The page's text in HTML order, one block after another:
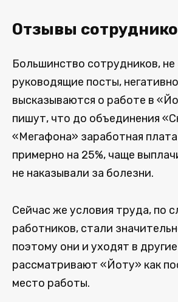
Отзывы
Большинство сотрудников,
руководящие посты, негативно
высказываются о работе в
пишут, что до объединения
«Мегафона» заработная
примерно на 25%, чаще
не наказывали за болезни.
Сейчас же условия труда, по
работников, стали
поэтому они и уходят в
рассматривают «Йоту» как
место работы.